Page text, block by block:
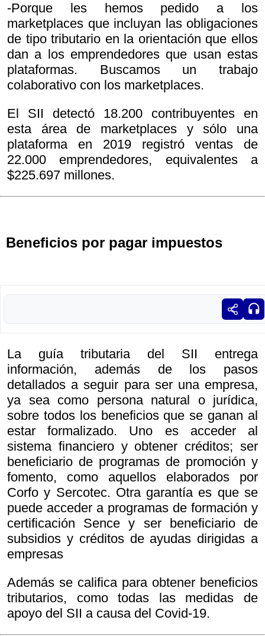
-Porque les hemos pedido a los
marketplaces que incluyan las obligaciones
de tipo tributario en la orientación que ellos
dan a los emprendedores que usan estas
plataformas. Buscamos un trabajo
colaborativo con los marketplaces.
El SII detectó 18.200 contribuyentes en
esta área de marketplaces y sólo una
plataforma en 2019 registró ventas de
22.000 emprendedores, equivalentes a
$225.697 millones.
Beneficios por pagar impuestos
La guía tributaria del SII entrega
información, además de los pasos
detallados a seguir para ser una empresa,
ya sea como persona natural o jurídica,
sobre todos los beneficios que se ganan al
estar formalizado. Uno es acceder al
sistema financiero y obtener créditos; ser
beneficiario de programas de promoción y
fomento, como aquellos elaborados por
Corfo y Sercotec. Otra garantía es que se
puede acceder a programas de formación y
certificación Sence y ser beneficiario de
subsidios y créditos de ayudas dirigidas a
empresas
Además se califica para obtener beneficios
tributarios, como todas las medidas de
apoyo del SII a causa del Covid-19.